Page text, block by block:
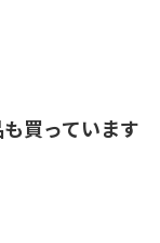
買っています